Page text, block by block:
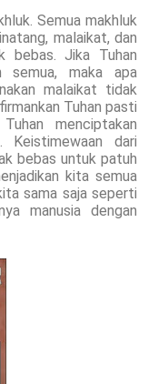
Semua makhluk
malaikat, dan
bebas. Jika Tuhan
semua, maka apa
malaikat tidak
Tuhan pasti
menciptakan
Keistimewaan dari
bebas untuk patuh
kita semua
sama saja seperti
manusia dengan